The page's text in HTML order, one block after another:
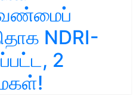
NDRI-
2